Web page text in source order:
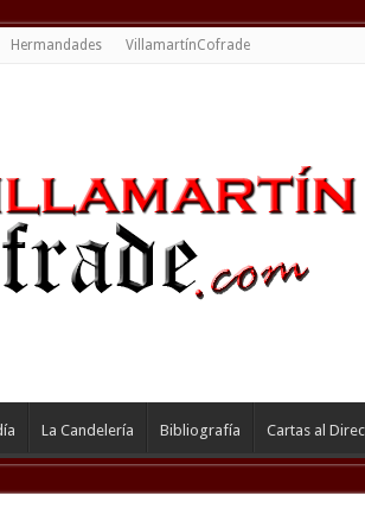
Hermandades VillamartínCofrade
La Candelería Bibliografía Cartas al